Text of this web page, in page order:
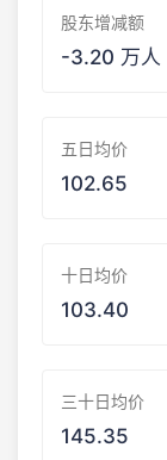
股东增减额
-3.20 万人
五日均价
102.65
十日均价
103.40
三十日均价
145.35